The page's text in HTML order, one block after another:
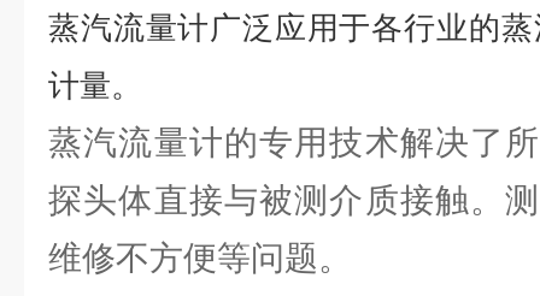
蒸汽流量计广泛应用于各行业的
计量。
蒸汽流量计的专用技术解决了
探头体直接与被测介质接触。
维修不方便等问题。